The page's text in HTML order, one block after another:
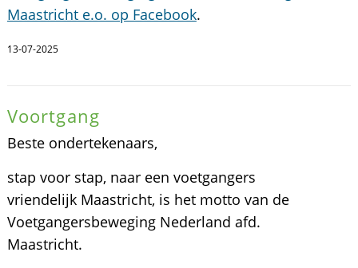
Maastricht e.o. op Facebook.
13-07-2025
Voortgang
Beste ondertekenaars,
stap voor stap, naar een voetgangers
vriendelijk Maastricht, is het motto van de
Voetgangersbeweging Nederland afd.
Maastricht.